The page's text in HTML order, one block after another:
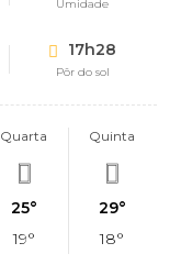
Umidade
17h28
Pôr do sol
Quarta
25°
19°
Quinta
29°
18°